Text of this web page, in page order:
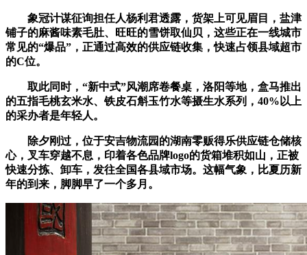
象冠计谋征询担任人杨利君透露，货架上可见眉目，盐津
铺子的麻酱味素毛肚、旺旺的雪饼取仙贝，这些正在一线城市
常见的“爆品”，正通过高效的供应链收集，快速占领县域超市
的C位。
取此同时，“新中式”风潮席卷餐桌，洛阳等地，盒马推出
的五指毛桃玄米水、铁皮石斛玉竹水等摄生水系列，40%以上
的采办者是年轻人。
除夕刚过，位于安吉物流园的湖南零贩得乐供应链仓储核
心，叉车穿越不息，印着各色品牌logo的货箱堆积如山，正被
快速分拣、卸车，发往全国各县域市场。这幅气象，比夏历新
年的到来，脚脚早了一个多月。